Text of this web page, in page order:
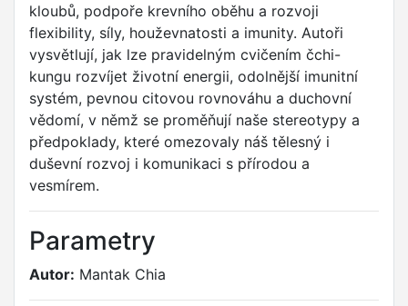
kloubů, podpoře krevního oběhu a rozvoji
flexibility, síly, houževnatosti a imunity. Autoři
vysvětlují, jak lze pravidelným cvičením čchi-
kungu rozvíjet životní energii, odolnější imunitní
systém, pevnou citovou rovnováhu a duchovní
vědomí, v němž se proměňují naše stereotypy a
předpoklady, které omezovaly náš tělesný i
duševní rozvoj i komunikaci s přírodou a
vesmírem.
Parametry
Autor: Mantak Chia